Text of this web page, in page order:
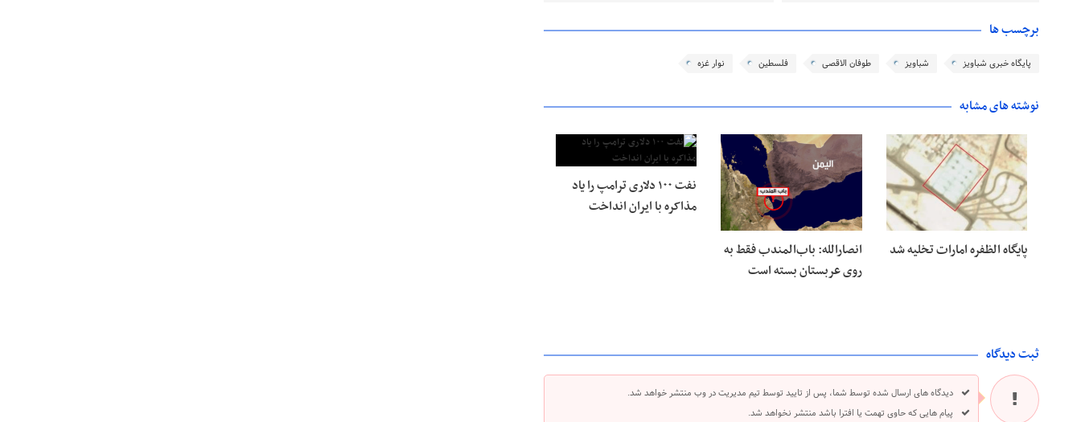
برچسب ها
پایگاه خبری شباویز شباویز طوفان الاقصی فلسطین نوار غزه
نوشته های مشابه
پایگاه الظفره امارات تخلیه شد
انصارالله: باب‌المندب فقط به
روی عربستان بسته است
نفت ۱۰۰ دلاری ترامپ را یاد
مذاکره با ایران انداخت
ثبت دیدگاه
دیدگاه های ارسال شده توسط شما، پس از تایید توسط تیم مدیریت در وب منتشر خواهد شد.
پیام هایی که حاوی تهمت یا افترا باشد منتشر نخواهد شد.